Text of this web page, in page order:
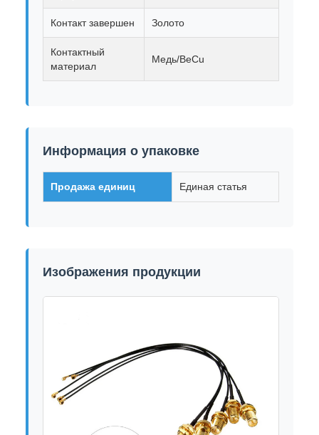
Контакт завершен Золото
Контактный
материал
Медь/BeCu
Информация о упаковке
Продажа единиц Единая статья
Изображения продукции